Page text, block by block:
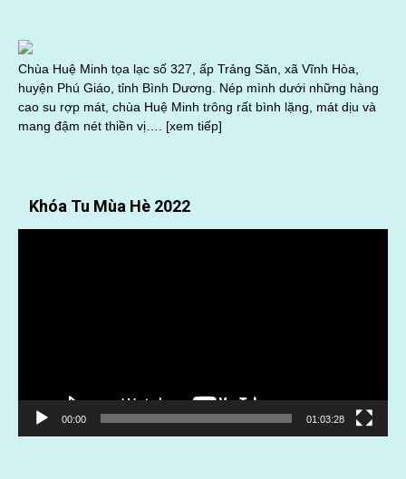
Chùa Huệ Minh tọa lạc số 327, ấp Trảng Săn, xã Vĩnh Hòa,
huyện Phú Giáo, tỉnh Bình Dương. Nép mình dưới những hàng
cao su rợp mát, chùa Huệ Minh trông rất bình lặng, mát dịu và
mang đậm nét thiền vị…. [xem tiếp]
Khóa Tu Mùa Hè 2022
00:00 01:03:28